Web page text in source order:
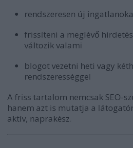
rendszeresen új
frissíteni a meglévő
változik valami
blogot vezetni heti vagy
rendszerességgel
A friss tartalom nemcsak SEO-
hanem azt is mutatja a
aktív, naprakész.